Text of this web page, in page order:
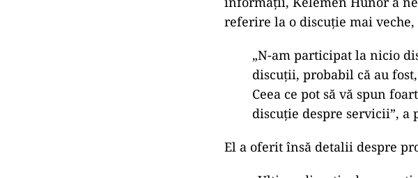
referire la o discuție mai
„N-am participat la nicio
discuţii, probabil că au
Ceea ce pot să vă spun
discuţie despre servicii”, a
El a oferit însă detalii despre